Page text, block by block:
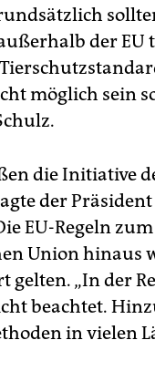
der
möglich sein
die Initiative
der
EU-Regeln
Union hinaus
gelten. „In der
beachtet.
in vielen